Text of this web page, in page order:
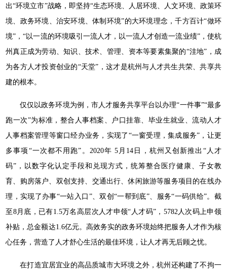
出“环境立市”战略，即坚持“生态环境、人居环境、人文环境、政策环
境、政务环境、治安环境、体制环境”的大环境理念，千方百计“做环
境”，“以一流的环境吸引一流人才，以一流人才创造一流业绩”，使杭
州真正成为劳动、知识、技术、管理、资本等要素集聚的“洼地”，成
为各方人才投资创业的“天堂”，这才是杭州与人才共生共荣、共享共
建的根本。
仅仅以政务环境为例，市人才服务共享平台以办理“一件事”“最多
跑一次”为标准，整合人事档案、户口挂靠、毕业生就业、流动人才
人事档案管理等窗口经办业务，实现了“一窗受理，集成服务”，让更
多事项“一次都不用跑”。2020年 5月14日，杭州又创新推出“人才
码”，以数字化认定手段和兑现方式，统筹整合医疗健康、子女教
育、购房落户、双创支持、交通出行、休闲旅游等服务项目的在线办
理，实现了办事“一站入口”、双创“一帮到底”、服务“一码供给”。截
至8月底，已有1.5万名高层次人才申领“人才码”，5782人次码上申领
补贴，总金额达1.6亿元。高效务实的政务环境始终把服务人才作为核
心任务，营造了人才舒心生活的最佳环境，让人才再无后顾之忧。
在打造宜居宜业的高品质城市大环境之外，杭州还构建了不拘一